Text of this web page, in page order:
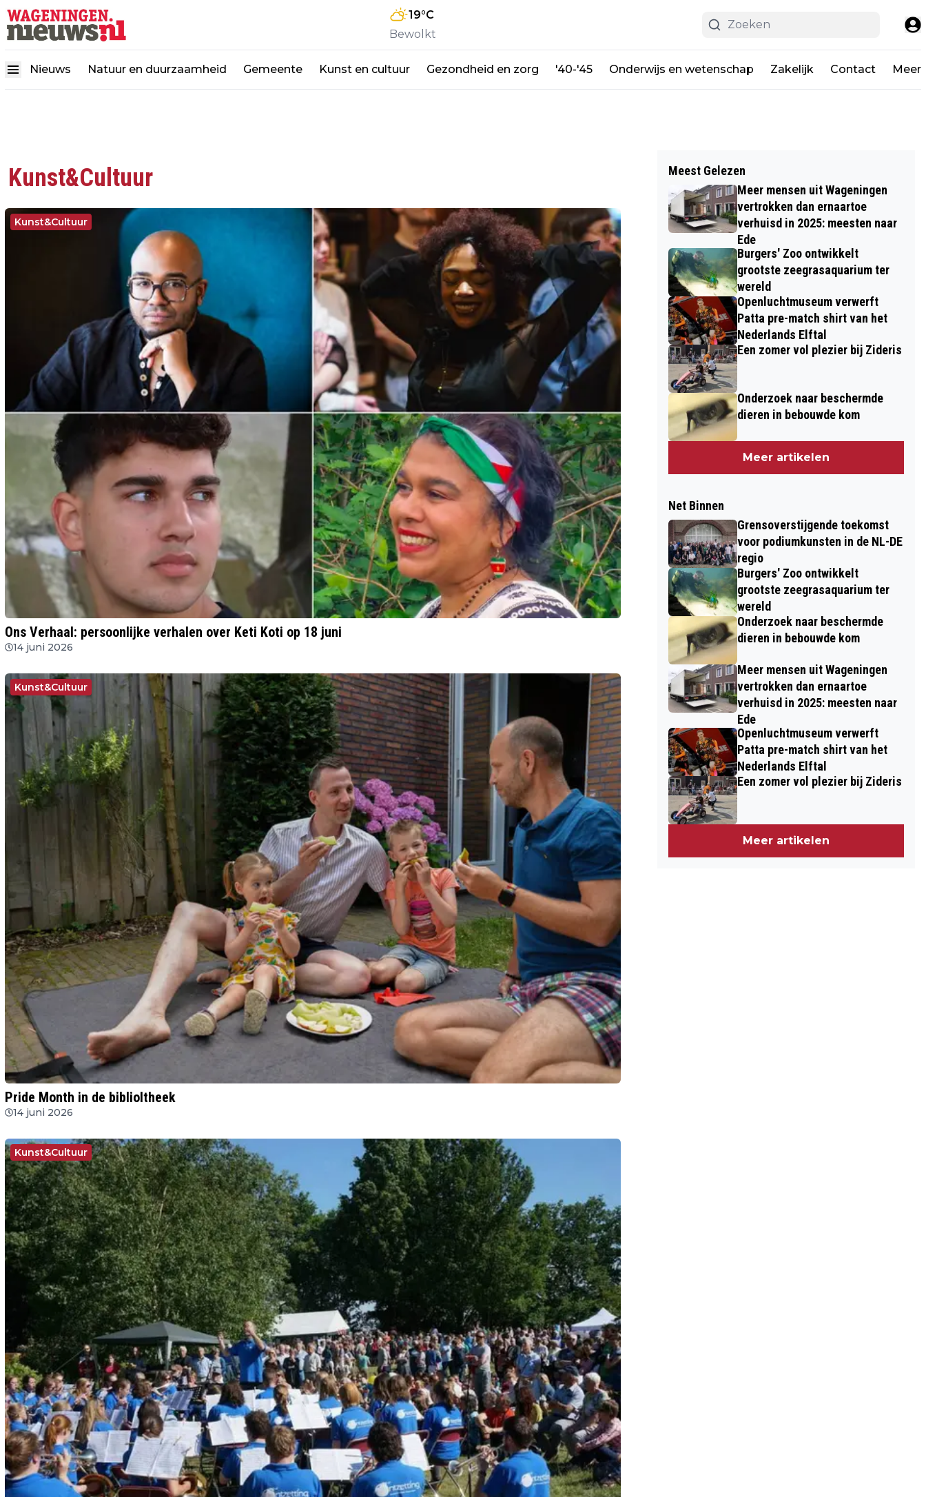
19°C
Bewolkt
Nieuws Natuur en duurzaamheid Gemeente Kunst en cultuur Gezondheid en zorg '40-'45 Onderwijs en wetenschap Zakelijk Contact Meer
Kunst&Cultuur
Kunst&Cultuur
Ons Verhaal: persoonlijke verhalen over Keti Koti op 18 juni
14 juni 2026
Kunst&Cultuur
Pride Month in de biblioltheek
14 juni 2026
Kunst&Cultuur
Meest Gelezen
Meer mensen uit Wageningen
vertrokken dan ernaartoe
verhuisd in 2025: meesten naar
Ede
Burgers' Zoo ontwikkelt
grootste zeegrasaquarium ter
wereld
Openluchtmuseum verwerft
Patta pre-match shirt van het
Nederlands Elftal
Een zomer vol plezier bij Zideris
Onderzoek naar beschermde
dieren in bebouwde kom
Meer artikelen
Net Binnen
Grensoverstijgende toekomst
voor podiumkunsten in de NL-DE
regio
Burgers' Zoo ontwikkelt
grootste zeegrasaquarium ter
wereld
Onderzoek naar beschermde
dieren in bebouwde kom
Meer mensen uit Wageningen
vertrokken dan ernaartoe
verhuisd in 2025: meesten naar
Ede
Openluchtmuseum verwerft
Patta pre-match shirt van het
Nederlands Elftal
Een zomer vol plezier bij Zideris
Meer artikelen